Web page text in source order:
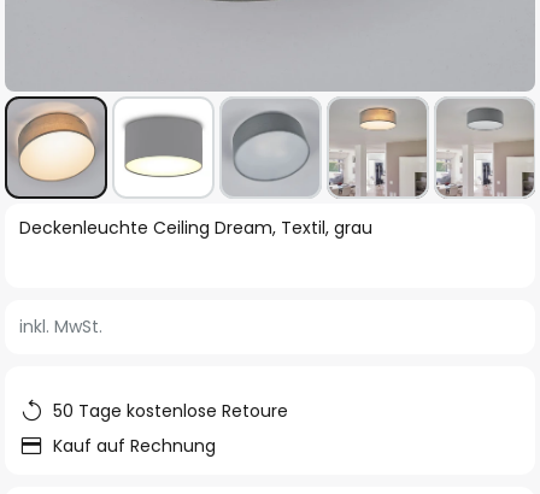
Zum
springen
Deckenleuchte Ceiling Dream, Textil, grau
inkl. MwSt.
50 Tage kostenlose Retoure
Kauf auf Rechnung